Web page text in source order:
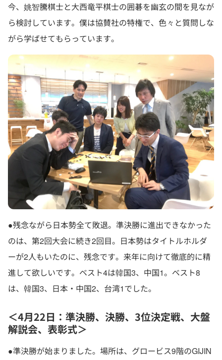
今、姚智騰棋士と大西竜平棋士の囲碁を幽玄の間を見なが
ら検討しています。僕は協賛社の特権で、色々と質問しな
がら学ばせてもらっています。
●残念ながら日本勢全て敗退。準決勝に進出できなかった
のは、第2回大会に続き2回目。日本勢はタイトルホルダ
ーが2人もいたのに、残念です。来年に向けて徹底的に精
進して欲しいです。ベスト4は韓国3、中国1。ベスト8
は、韓国3、日本・中国2、台湾1でした。
＜4月22日：準決勝、決勝、3位決定戦、大盤
解説会、表彰式＞
●準決勝が始まりました。場所は、グロービス9階のGIJIN